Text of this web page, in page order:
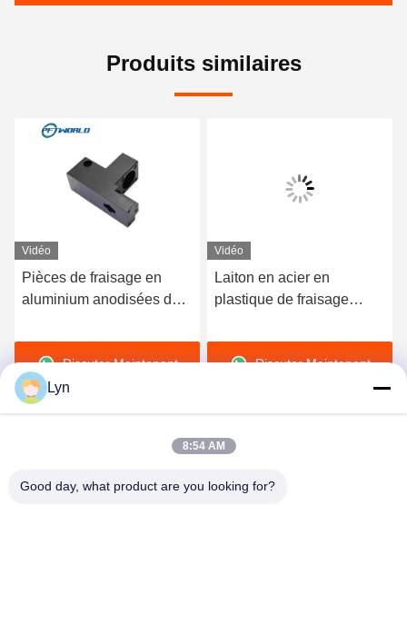
Produits similaires
Vidéo
Pièces de fraisage en
aluminium anodisées de
ordinateur
Discuter Maintenant
Vidéo
Laiton en acier en
plastique de fraisage
commande numérique par
ordinateurDiscuter Maintenant
Shenzhen Perfect Precision Product Co., Ltd.
Lyn
8:54 AM
Good day, what product are you looking for?